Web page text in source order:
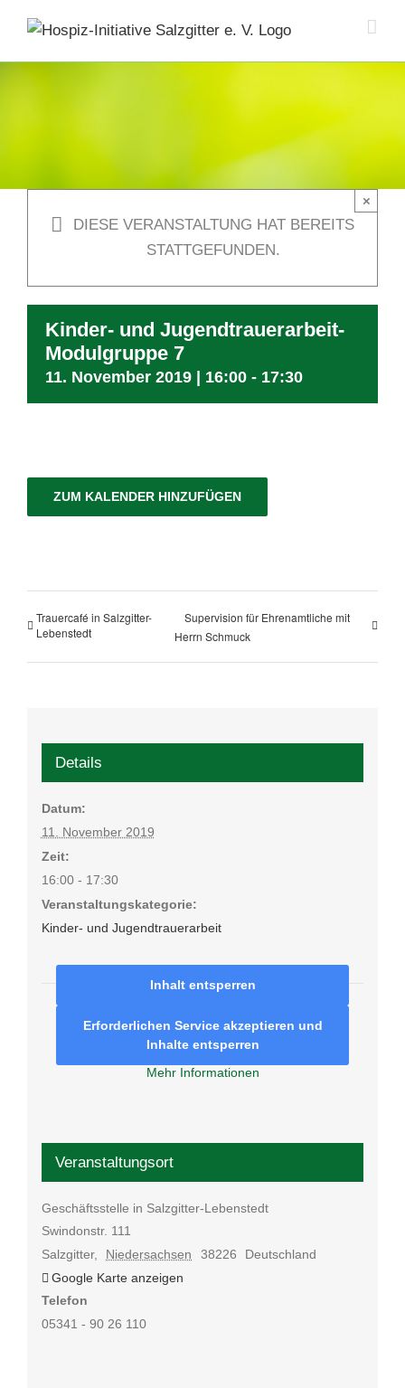
content
DIESE VERANSTALTUNG HAT BEREITS
STATTGEFUNDEN.
×
Kinder- und Jugendtrauerarbeit-
Modulgruppe 7
11. November 2019 | 16:00 - 17:30
ZUM KALENDER HINZUFÜGEN
Trauercafé in Salzgitter-
Lebenstedt
Supervision für Ehrenamtliche mit
Herrn Schmuck
Details
Datum:
11. November 2019
Zeit:
16:00 - 17:30
Veranstaltungskategorie:
Kinder- und Jugendtrauerarbeit
Veranstaltungsort
Geschäftsstelle in Salzgitter-Lebenstedt
Swindonstr. 111
Salzgitter, Niedersachsen 38226
Deutschland
Google Karte anzeigen
Telefon
05341 - 90 26 110
Inhalt entsperren
Erforderlichen Service akzeptieren und
Inhalte entsperren
Mehr Informationen